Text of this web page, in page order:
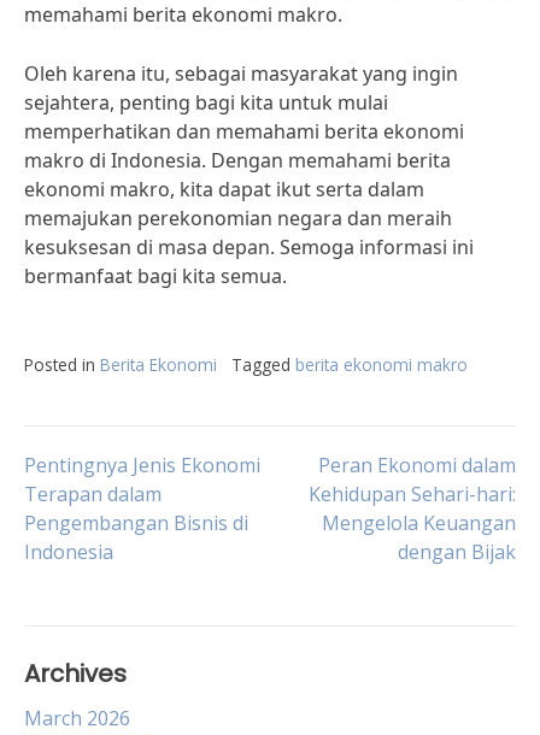
memahami berita ekonomi makro.
Oleh karena itu, sebagai masyarakat yang ingin
sejahtera, penting bagi kita untuk mulai
memperhatikan dan memahami berita ekonomi
makro di Indonesia. Dengan memahami berita
ekonomi makro, kita dapat ikut serta dalam
memajukan perekonomian negara dan meraih
kesuksesan di masa depan. Semoga informasi ini
bermanfaat bagi kita semua.
Posted in Berita Ekonomi Tagged berita ekonomi makro
Post
navigation
Pentingnya Jenis Ekonomi
Terapan dalam
Pengembangan Bisnis di
Indonesia
Peran Ekonomi dalam
Kehidupan Sehari-hari:
Mengelola Keuangan
dengan Bijak
Archives
March 2026